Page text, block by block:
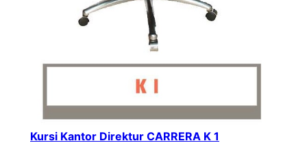
Kursi Kantor Direktur CARRERA K 1